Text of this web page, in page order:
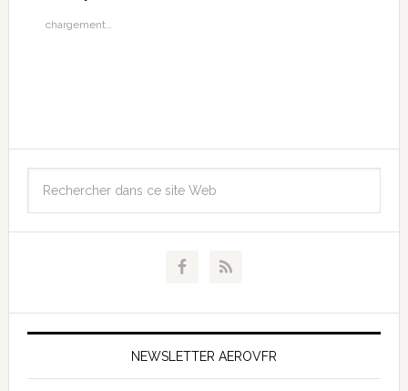
chargement…
NEWSLETTER AEROVFR